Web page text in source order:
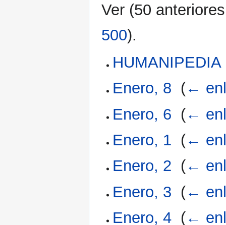
Ver (50 anteriores
500).
HUMANIPEDIA
Enero, 8 (←
Enero, 6 (←
Enero, 1 (←
Enero, 2 (←
Enero, 3 (←
Enero, 4 (←